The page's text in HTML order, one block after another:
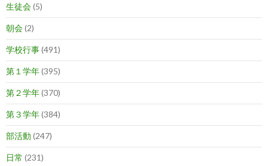
生徒会(5)
朝会(2)
学校行事(491)
第１学年(395)
第２学年(370)
第３学年(384)
部活動 (247)
日常 (231)